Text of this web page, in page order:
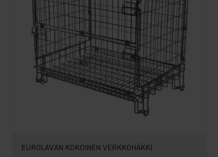
EUROLAVAN KOKOINEN VERKKOHÄKKI